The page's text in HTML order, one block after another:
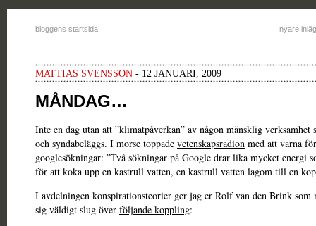
bloggens startsida nyare
MATTIAS SVENSSON - 12 JANUARI, 2009
MÅNDAG…
Inte en dag utan att ”klimatpåverkan” av någon mänsklig verksamhet
och syndabeläggs. I morse toppade vetenskapsradion med att varna för
googlesökningar: ”Två sökningar på Google drar lika mycket energi
för att koka upp en kastrull vatten, en kastrull vatten lagom till en
I avdelningen konspirationsteorier ger jag er Rolf van den Brink som
sig väldigt slug över följande koppling: